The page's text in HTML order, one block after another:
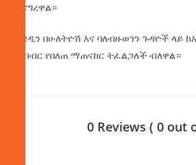
ተናግረዋል።
ስዊዲን በሁለትዮሽ እና ባለብዙወገን ጉዳዮች ላይ
ትብብር የበለጠ ማጠናከር ትፈልጋለች ብለዋል።
0 Reviews ( 0 out